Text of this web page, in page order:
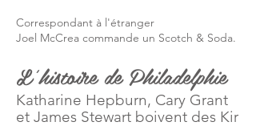
Correspondant à l'étranger
Joel McCrea commande un Scotch & Soda.
L'histoire de Philadelphie
Katharine Hepburn, Cary Grant
et James Stewart boivent des Kir